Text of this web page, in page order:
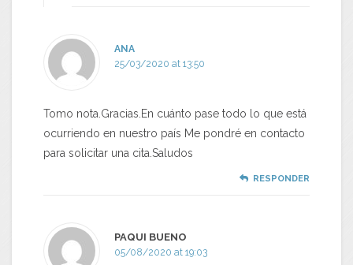
ANA
25/03/2020 at 13:50
Tomo nota.Gracias.En cuánto pase todo lo que está
ocurriendo en nuestro país Me pondré en contacto
para solicitar una cita.Saludos
RESPONDER
PAQUI BUENO
05/08/2020 at 19:03